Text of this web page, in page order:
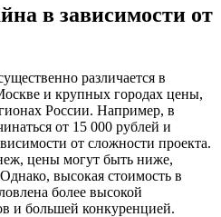
в зависимости от
различается в
и крупных городах цены,
России. Например, в
от 15 000 рублей и
от сложности проекта.
цены могут быть ниже,
высокая стоимость в
более высокой
и большей конкуренцией.